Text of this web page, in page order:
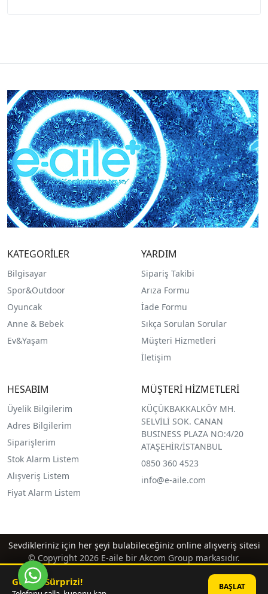
KATEGORİLER
Bilgisayar
Spor&Outdoor
Oyuncak
Anne & Bebek
Ev&Yaşam
YARDIM
Sipariş Takibi
Arıza Formu
İade Formu
Sıkça Sorulan Sorular
Müşteri Hizmetleri
İletişim
HESABIM
Üyelik Bilgilerim
Adres Bilgilerim
Siparişlerim
Stok Alarm Listem
Alışveriş Listem
Fiyat Alarm Listem
MÜŞTERİ HİZMETLERİ
KÜÇÜKBAKKALKÖY MH.
SELVİLİ SOK. CANAN
BUSINESS PLAZA NO:4/20
ATAŞEHİR/İSTANBUL
0850 360 4523
info@e-aile.com
Sevdikleriniz için her şeyi bulabileceğiniz online alışveriş sitesi
© Copyright 2026 E-aile bir Akcom Group markasıdır.
Günün Sürprizi! BAŞLAT